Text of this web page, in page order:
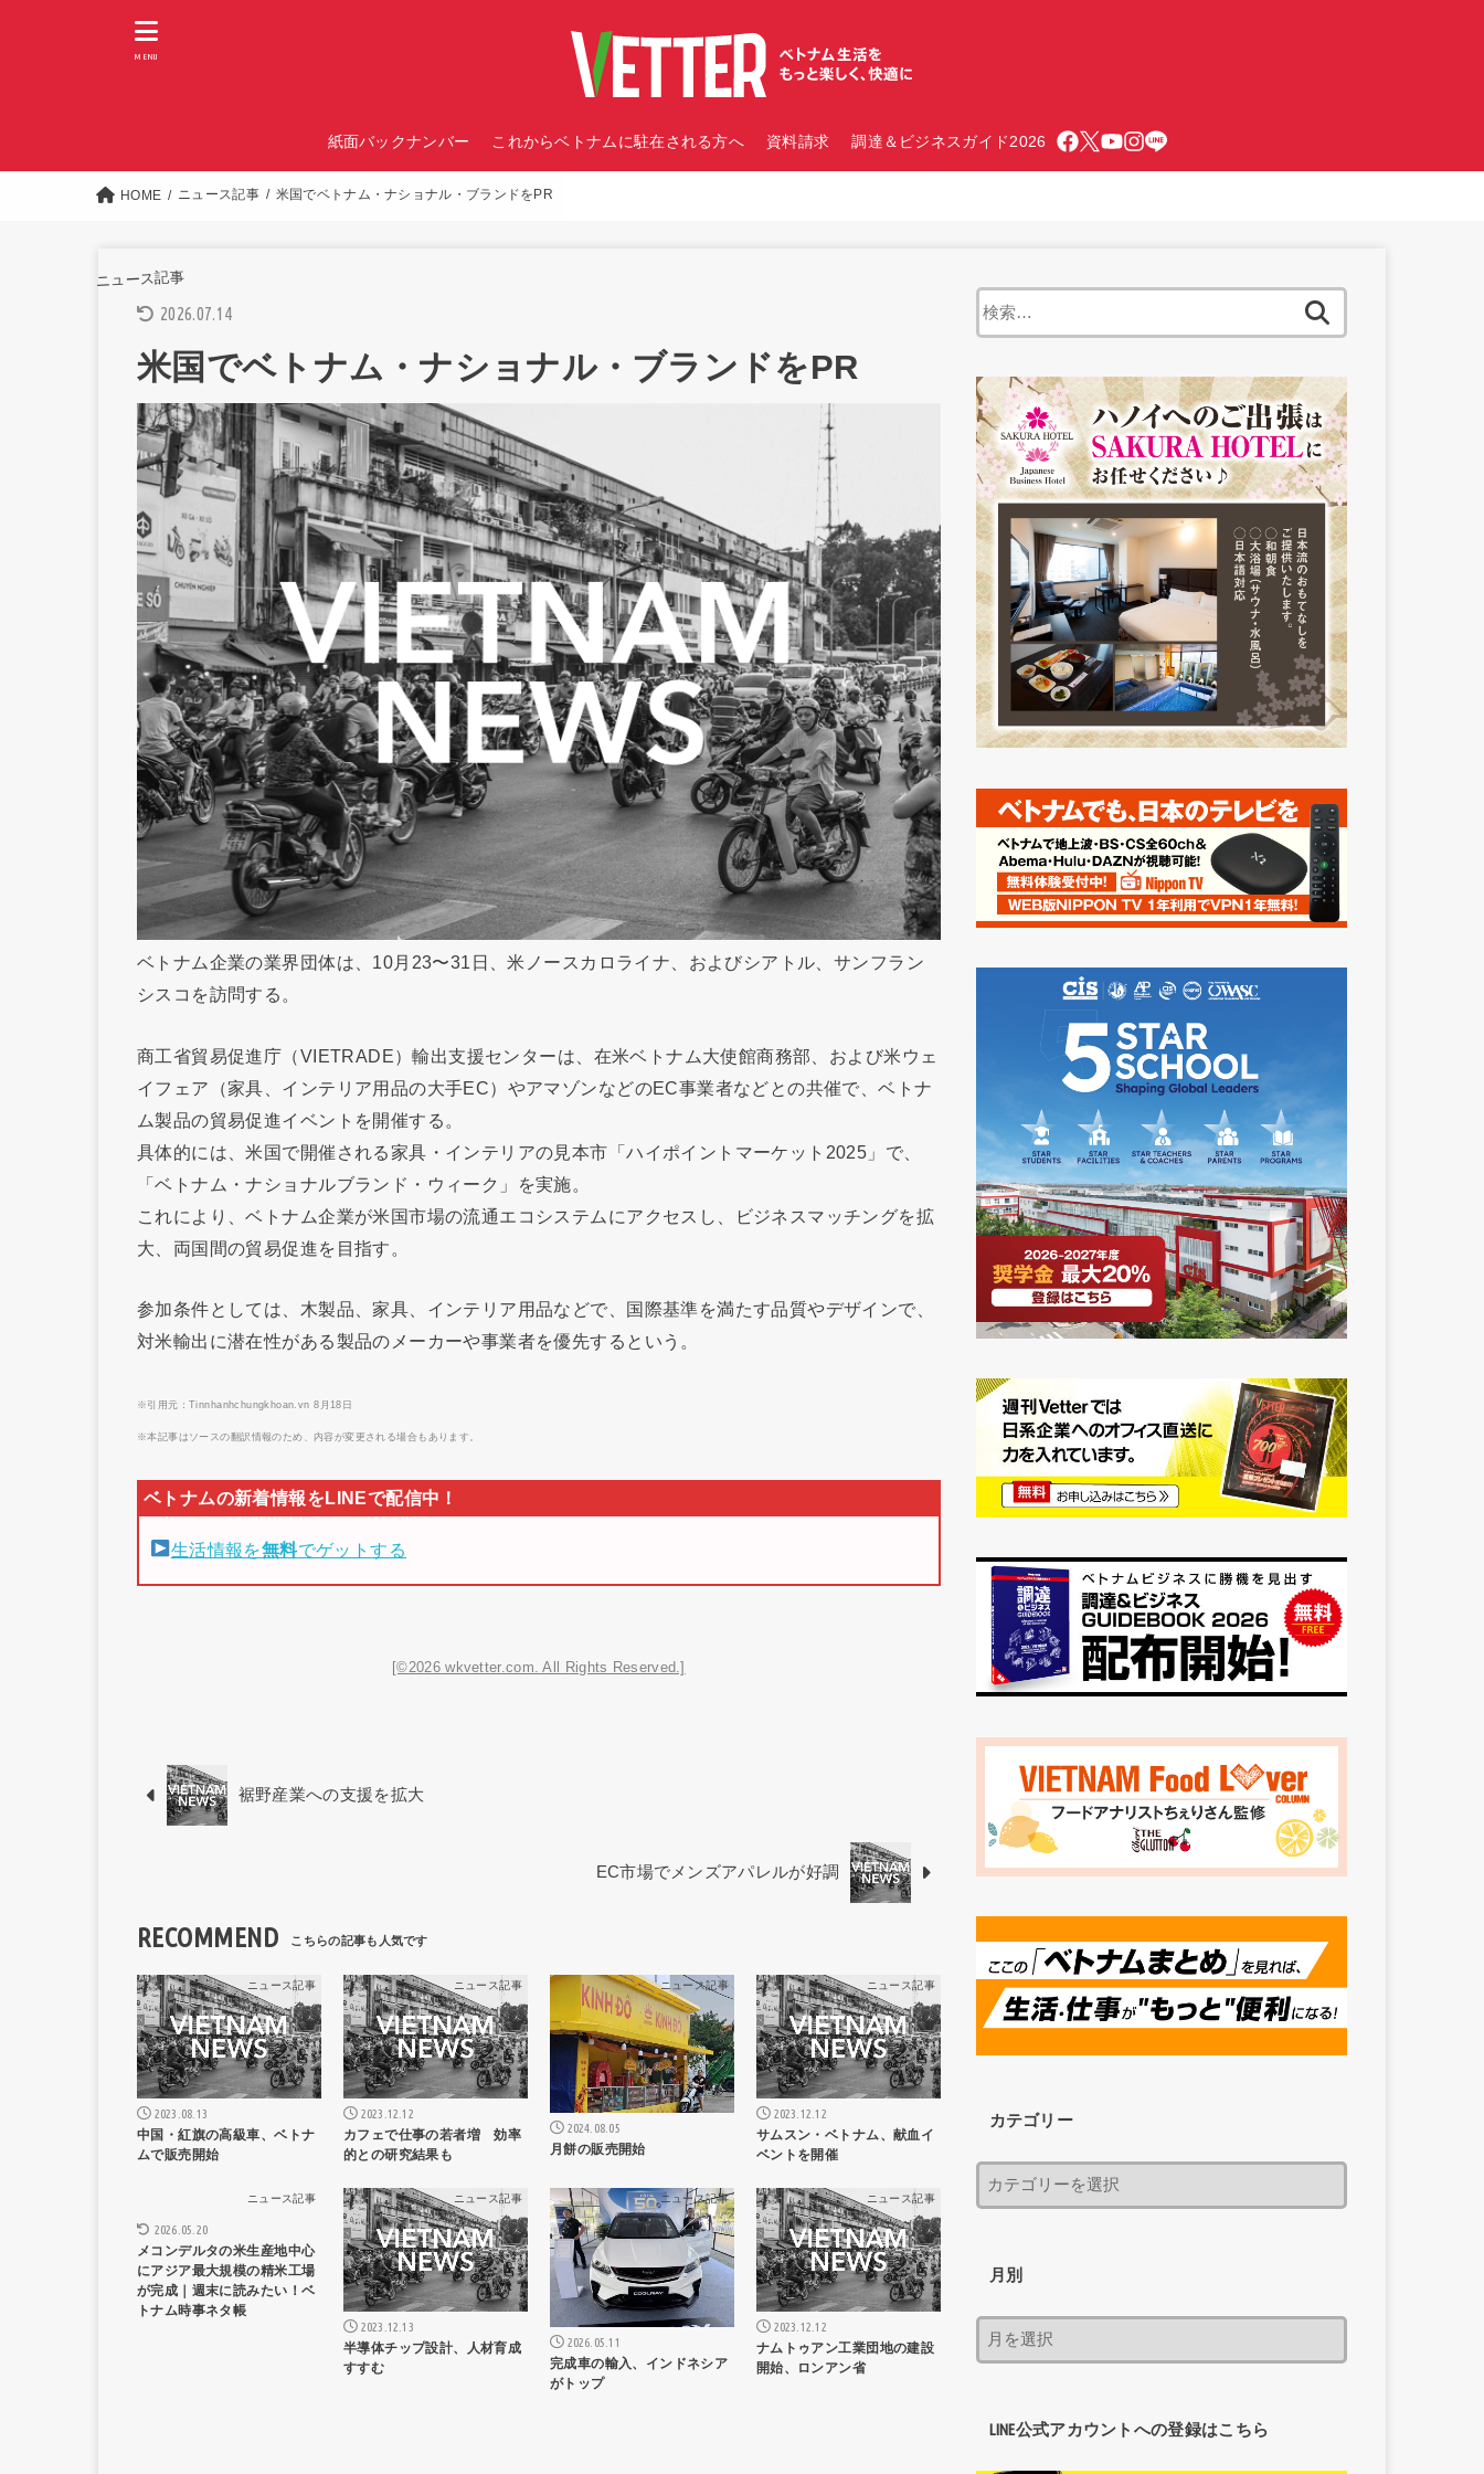
紙面バックナンバー これからベトナムに駐在される方へ 資料請求 調達＆ビジネスガイド2026
MENU
HOME ニュース記事 米国でベトナム・ナショナル・ブランドをPR
ニュース記事
2026.07.14
米国でベトナム・ナショナル・ブランドをPR
ベトナム企業の業界団体は、10月23〜31日、米ノースカロライナ、およびシアトル、サンフラン
シスコを訪問する。
商工省貿易促進庁（VIETRADE）輸出支援センターは、在米ベトナム大使館商務部、および米ウェ
イフェア（家具、インテリア用品の大手EC）やアマゾンなどのEC事業者などとの共催で、ベトナ
ム製品の貿易促進イベントを開催する。
具体的には、米国で開催される家具・インテリアの見本市「ハイポイントマーケット2025」で、
「ベトナム・ナショナルブランド・ウィーク」を実施。
これにより、ベトナム企業が米国市場の流通エコシステムにアクセスし、ビジネスマッチングを拡
大、両国間の貿易促進を目指す。
参加条件としては、木製品、家具、インテリア用品などで、国際基準を満たす品質やデザインで、
対米輸出に潜在性がある製品のメーカーや事業者を優先するという。
※引用元：Tinnhanhchungkhoan.vn 8月18日
※本記事はソースの翻訳情報のため、内容が変更される場合もあります。
生活情報を無料でゲットする
[©2026 wkvetter.com. All Rights Reserved.]
裾野産業への支援を拡大
EC市場でメンズアパレルが好調
RECOMMEND
ニュース記事
2023.08.13
中国・紅旗の高級車、ベトナ
ムで販売開始
ニュース記事
2023.12.12
カフェで仕事の若者増 効率
的との研究結果も
ニュース記事
2024.08.05
月餅の販売開始
ニュース記事
2023.12.12
サムスン・ベトナム、献血イ
ベントを開催
ニュース記事
2026.05.20
メコンデルタの米生産地中心
にアジア最大規模の精米工場
が完成｜週末に読みたい！ベ
トナム時事ネタ帳
ニュース記事
2023.12.13
半導体チップ設計、人材育成
すすむ
ニュース記事
2026.05.11
完成車の輸入、インドネシア
がトップ
ニュース記事
2023.12.12
ナムトゥアン工業団地の建設
開始、ロンアン省
カテゴリー
月別
LINE公式アカウントへの登録はこちら